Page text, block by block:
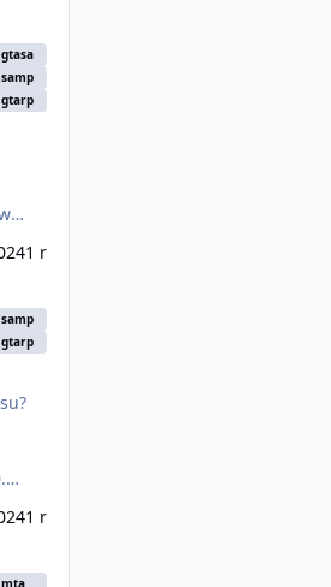
gtasa
samp
gtarp
1 r
samp
gtarp
1 r